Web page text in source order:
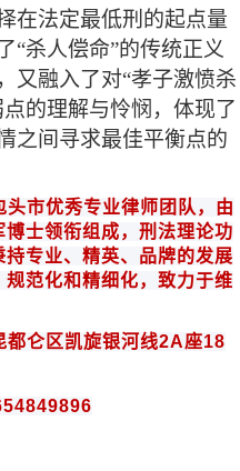
在法定最低刑的起点量
“杀人偿命”的传统正义
又融入了对“孝子激愤杀
的理解与怜悯，体现了
之间寻求最佳平衡点的
头市优秀专业律师团队，由
博士领衔组成， 刑法理论功
专业、精英、品牌的发展
范化和精细化，致力于维
都仑区凯旋银河线2A座18